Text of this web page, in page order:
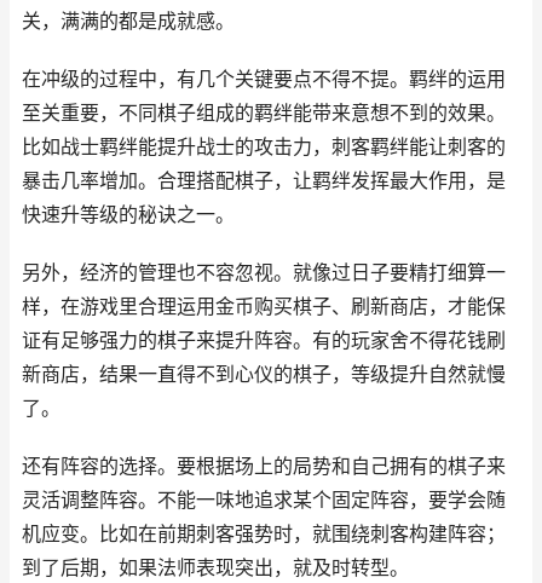
关，满满的都是成就感。
在冲级的过程中，有几个关键要点不得不提。羁绊的运用
至关重要，不同棋子组成的羁绊能带来意想不到的效果。
比如战士羁绊能提升战士的攻击力，刺客羁绊能让刺客的
暴击几率增加。合理搭配棋子，让羁绊发挥最大作用，是
快速升等级的秘诀之一。
另外，经济的管理也不容忽视。就像过日子要精打细算一
样，在游戏里合理运用金币购买棋子、刷新商店，才能保
证有足够强力的棋子来提升阵容。有的玩家舍不得花钱刷
新商店，结果一直得不到心仪的棋子，等级提升自然就慢
了。
还有阵容的选择。要根据场上的局势和自己拥有的棋子来
灵活调整阵容。不能一味地追求某个固定阵容，要学会随
机应变。比如在前期刺客强势时，就围绕刺客构建阵容；
到了后期，如果法师表现突出，就及时转型。